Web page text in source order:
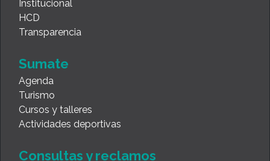
Institucional
HCD
Transparencia
Sumate
Agenda
Turismo
Cursos y talleres
Actividades deportivas
Consultas y reclamos